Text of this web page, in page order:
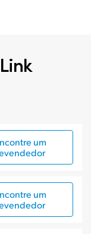
um
um